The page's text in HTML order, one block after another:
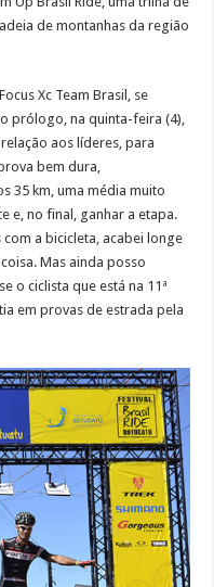
de montanhas da região
Xc Team Brasil, se
prólogo, na quinta-feira (4),
aos líderes, para
bem dura,
35 km, uma média muito
e, no final, ganhar a etapa.
a bicicleta, acabei longe
Mas ainda posso
o ciclista que está na 11ª
em provas de estrada pela